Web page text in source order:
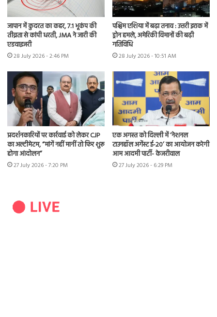
जापान में कुदरत का कहर, 7.1 भूकंप की
तीव्रता से कांपी धरती, JMA ने जारी की
एडवाइजरी
28 July 2026 - 2:46 PM
पश्चिम एशिया में बढ़ा तनाव : उत्तरी इराक में
ड्रोन हमले, अमेरिकी विमानों की बढ़ी
गतिविधि
28 July 2026 - 10:51 AM
प्रदर्शनकारियों पर कार्रवाई को लेकर CJP
का अल्टीमेटम, “मांगें नहीं मानीं तो फिर शुरू
होगा आंदोलन”
27 July 2026 - 7:20 PM
एक अगस्त को दिल्ली में ‘नेशनल
टाउनहॉल अगेंस्ट ई-20’ का आयोजन करेगी
आम आदमी पार्टी- केजरीवाल
27 July 2026 - 6:29 PM